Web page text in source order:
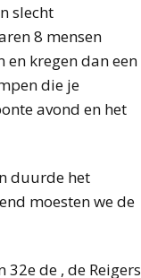
slecht
8 mensen
en kregen dan een
die je
avond en het
duurde het
moesten we de
de , de Reigers